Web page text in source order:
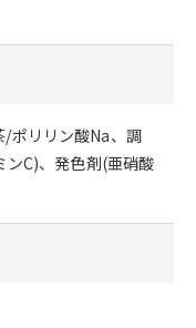
/ポリリン酸Na、調
C)、発色剤(亜硝酸